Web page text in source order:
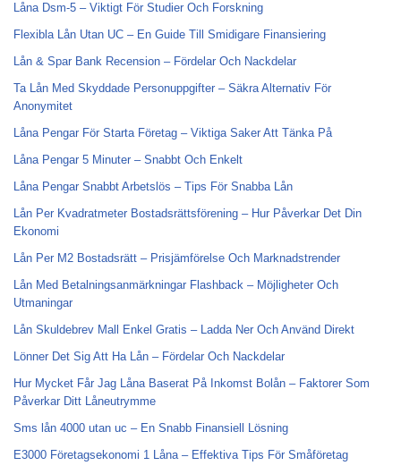
Låna Dsm-5 – Viktigt För Studier Och Forskning
Flexibla Lån Utan UC – En Guide Till Smidigare Finansiering
Lån & Spar Bank Recension – Fördelar Och Nackdelar
Ta Lån Med Skyddade Personuppgifter – Säkra Alternativ För
Anonymitet
Låna Pengar För Starta Företag – Viktiga Saker Att Tänka På
Låna Pengar 5 Minuter – Snabbt Och Enkelt
Låna Pengar Snabbt Arbetslös – Tips För Snabba Lån
Lån Per Kvadratmeter Bostadsrättsförening – Hur Påverkar Det Din
Ekonomi
Lån Per M2 Bostadsrätt – Prisjämförelse Och Marknadstrender
Lån Med Betalningsanmärkningar Flashback – Möjligheter Och
Utmaningar
Lån Skuldebrev Mall Enkel Gratis – Ladda Ner Och Använd Direkt
Lönner Det Sig Att Ha Lån – Fördelar Och Nackdelar
Hur Mycket Får Jag Låna Baserat På Inkomst Bolån – Faktorer Som
Påverkar Ditt Låneutrymme
Sms lån 4000 utan uc – En Snabb Finansiell Lösning
E3000 Företagsekonomi 1 Låna – Effektiva Tips För Småföretag